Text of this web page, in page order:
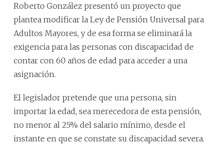
Roberto González presentó un proyecto que
plantea modificar la Ley de Pensión Universal para
Adultos Mayores, y de esa forma se eliminará la
exigencia para las personas con discapacidad de
contar con 60 años de edad para acceder a una
asignación.
El legislador pretende que una persona, sin
importar la edad, sea merecedora de esta pensión,
no menor al 25% del salario mínimo, desde el
instante en que se constate su discapacidad severa.